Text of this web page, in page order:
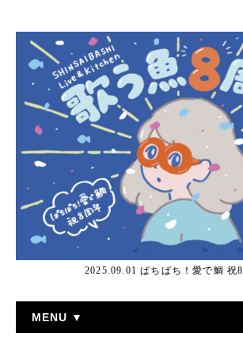
2025.09.01 ぱちぱち！愛で鯛 祝8
MENU ▼